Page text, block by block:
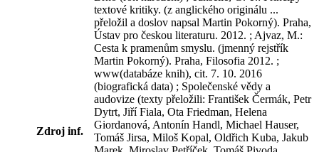
Zdroj inf.
textové kritiky. (z anglického originálu ...
přeložil a doslov napsal Martin Pokorný). Praha,
Ústav pro českou literaturu. 2012. ; Ajvaz, M.:
Cesta k pramenům smyslu. (jmenný rejstřík
Martin Pokorný). Praha, Filosofia 2012. ;
www(databáze knih), cit. 7. 10. 2016
(biografická data) ; Společenské vědy a
audovize (texty přeložili: František Čermák, Petr
Dytrt, Jiří Fiala, Ota Friedman, Helena
Giordanová, Antonín Handl, Michael Hauser,
Tomáš Jirsa, Miloš Kopal, Oldřich Kuba, Jakub